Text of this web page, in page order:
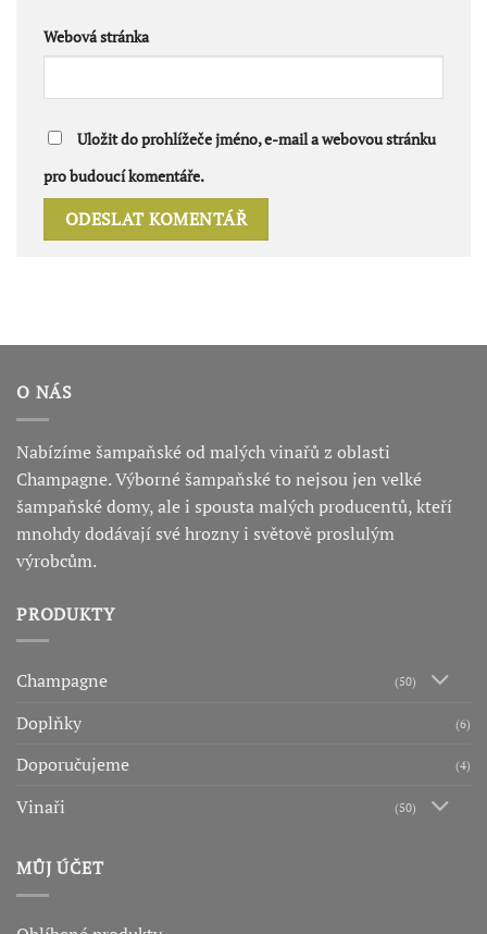
Webová stránka
Uložit do prohlížeče jméno, e-mail a webovou stránku
pro budoucí komentáře.
O NÁS
Nabízíme šampaňské od malých vinařů z oblasti
Champagne. Výborné šampaňské to nejsou jen velké
šampaňské domy, ale i spousta malých producentů, kteří
mnohdy dodávají své hrozny i světově proslulým
výrobcům.
PRODUKTY
Champagne (50)
Doplňky (6)
Doporučujeme (4)
Vinaři (50)
MŮJ ÚČET